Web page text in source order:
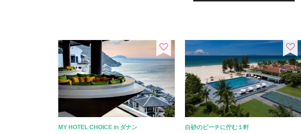
MY HOTEL CHOICE in ダナン 白砂のビーチに佇む１軒